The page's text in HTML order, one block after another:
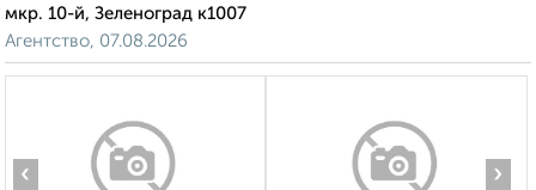
мкр. 10-й, Зеленоград к1007
Агентство, 07.08.2026
‹ ›